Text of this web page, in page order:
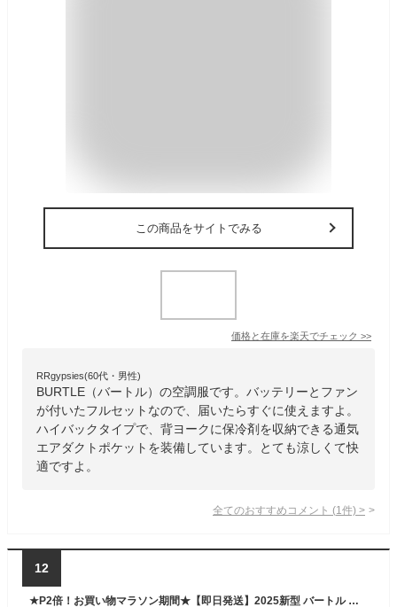
この商品をサイトでみる
価格と在庫を楽天でチェック >>
RRgypsies(60代・男性)
BURTLE（バートル）の空調服です。バッテリーとファン
が付いたフルセットなので、届いたらすぐに使えますよ。
ハイバックタイプで、背ヨークに保冷剤を収納できる通気
エアダクトポケットを装備しています。とても涼しくて快
適ですよ。
全てのおすすめコメント (1 件) >
12
★P2倍！お買い物マラソン期間★【即日発送】2025新型 バートル エアークラフト 24Vバッテリー ＆ ファンユニット AC09 AC09-1 リチウムイオン BURTLE AIR CRAFT ファン付きウェア用 空調 服 作業服 作業着